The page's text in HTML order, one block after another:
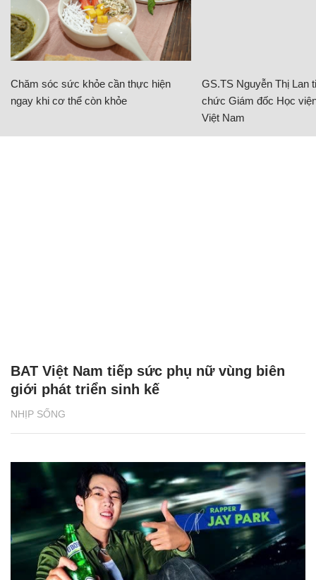
Chăm sóc sức khỏe cần thực hiện
ngay khi cơ thể còn khỏe
GS.TS Nguyễn Thị Lan
chức Giám đốc Học
Việt Nam
NHỊP SỐNG
BAT Việt Nam tiếp sức phụ nữ vùng biên
giới phát triển sinh kế